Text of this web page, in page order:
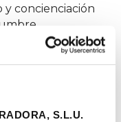
S.L.U.
concienciación
en Circle.